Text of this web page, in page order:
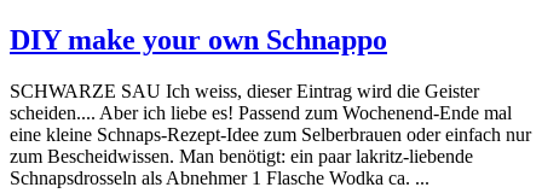
DIY make your own Schnappo
SCHWARZE SAU Ich weiss, dieser Eintrag wird die Geister
scheiden.... Aber ich liebe es! Passend zum Wochenend-Ende mal
eine kleine Schnaps-Rezept-Idee zum Selberbrauen oder einfach nur
zum Bescheidwissen. Man benötigt: ein paar lakritz-liebende
Schnapsdrosseln als Abnehmer 1 Flasche Wodka ca. ...